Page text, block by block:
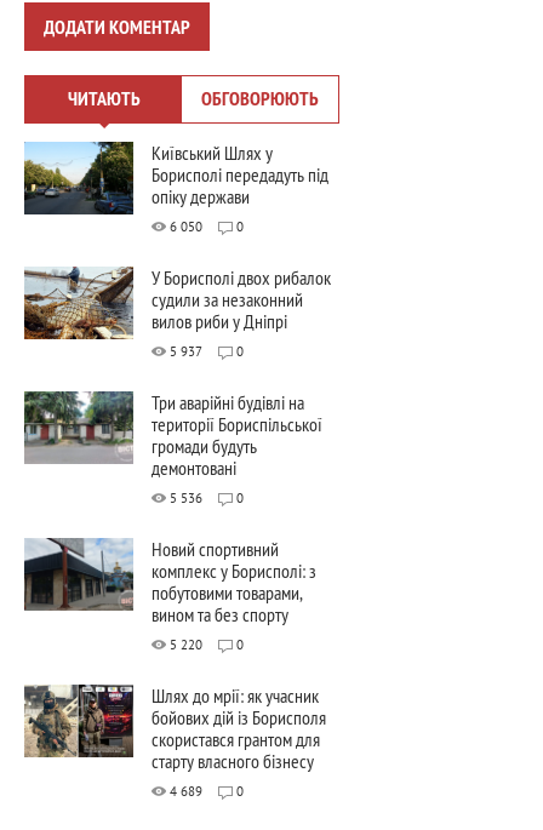
ДОДАТИ КОМЕНТАР
ЧИТАЮТЬ ОБГОВОРЮЮТЬ
Київський Шлях у
Борисполі передадуть під
опіку держави
6 050 0
У Борисполі двох рибалок
судили за незаконний
вилов риби у Дніпрі
5 937 0
Три аварійні будівлі на
території Бориспільської
громади будуть
демонтовані
5 536 0
Новий спортивний
комплекс у Борисполі: з
побутовими товарами,
вином та без спорту
5 220 0
Шлях до мрії: як учасник
бойових дій із Борисполя
скористався грантом для
старту власного бізнесу
4 689 0